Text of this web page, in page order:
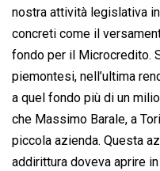
b
o
o
k
s
A
p
p
e
d
I
n
a
d
s
nostra attività legislativa
concreti come il
fondo per il Microcredito.
piemontesi, nell’ultima
a quel fondo più di un
che Massimo Barale, a
piccola azienda. Questa
addirittura doveva aprire